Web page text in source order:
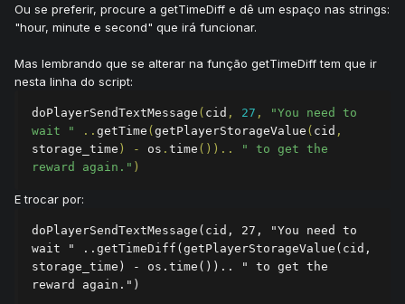
Ou se preferir, procure a getTimeDiff e dê um espaço nas strings:
"hour, minute e second" que irá funcionar.
Mas lembrando que se alterar na função getTimeDiff tem que ir
nesta linha do script:
doPlayerSendTextMessage ( cid , 27 ,
"You need to
wait "
.. getTime ( getPlayerStorageValue ( cid ,
storage_time ) - os . time ())..
" to get the
reward again." )
E trocar por:
doPlayerSendTextMessage(cid, 27, "You need to
wait " ..getTimeDiff(getPlayerStorageValue(cid,
storage_time) - os.time()).. " to get the
reward again.")